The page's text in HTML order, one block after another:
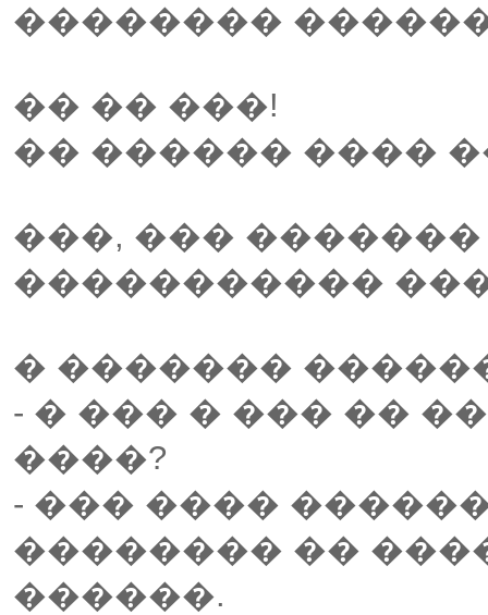
��������
�� �� ���!
�� ������ ����
���, ���
�����������
� �������
- � ��� � ��� ��
����?
- ��� ����
�������� ��
������.